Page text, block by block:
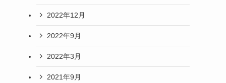
2022年12月
2022年9月
2022年3月
2021年9月